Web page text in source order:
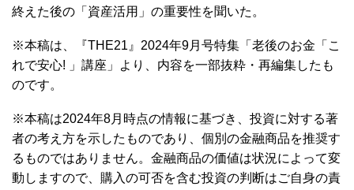
終えた後の「資産活用」の重要性を聞いた。
※本稿は、『THE21』2024年9月号特集「老後のお金「こ
れで安心! 」講座」より、内容を一部抜粋・再編集したも
のです。
※本稿は2024年8月時点の情報に基づき、投資に対する著
者の考え方を示したものであり、個別の金融商品を推奨す
るものではありません。金融商品の価値は状況によって変
動しますので、購入の可否を含む投資の判断はご自身の責